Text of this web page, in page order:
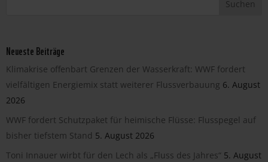
Neueste Beiträge
Klimakrise offenbart Grenzen der Wasserkraft: WWF fordert
vielfältigen Energiemix statt weiterer Flussverbauung 6. August
2026
WWF fordert Schutzpaket für heimische Flüsse: Flusspegel auf
bisher tiefstem Stand 5. August 2026
Toni Innauer wirbt für den Lech als „Fluss des Jahres“ 5. August